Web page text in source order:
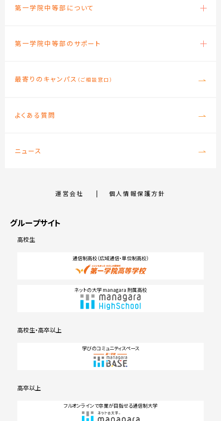
第一学院中等部について
第一学院中等部のサポート
最寄りのキャンパス （ご相談窓口）
よくある質問
ニュース
運営会社 個人情報保護方針
グループサイト
高校生
通信制高校（広域通信・単位制高校）
ネットの大学 managara 附属高校
高校生・高卒以上
学びのコミュニティスペース
高卒以上
フルオンラインで卒業が目指せる通信制大学